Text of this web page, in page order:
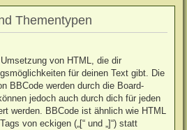
Thementypen
von HTML, die dir
für deinen Text gibt. Die
BBCode werden durch die Board-
jedoch auch durch dich für jeden
werden. BBCode ist ähnlich wie HTML
von eckigen („[“ und „]“) statt